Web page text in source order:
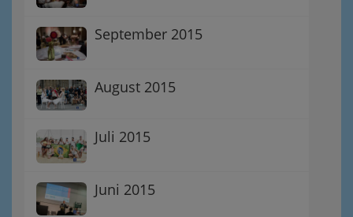
September 2015
August 2015
Juli 2015
Juni 2015